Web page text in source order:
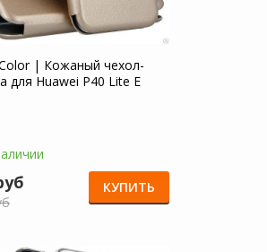
| Кожаный чехол-
для Huawei P40 Lite E
КУПИТЬ